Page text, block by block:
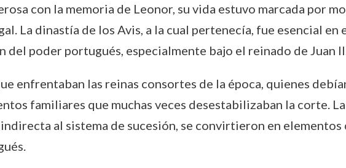
con la memoria de Leonor, su vida estuvo marcada por
La dinastía de los Avis, a la cual pertenecía, fue esencial en
poder portugués, especialmente bajo el reinado de Juan
enfrentaban las reinas consortes de la época, quienes
familiares que muchas veces desestabilizaban la corte.
al sistema de sucesión, se convirtieron en